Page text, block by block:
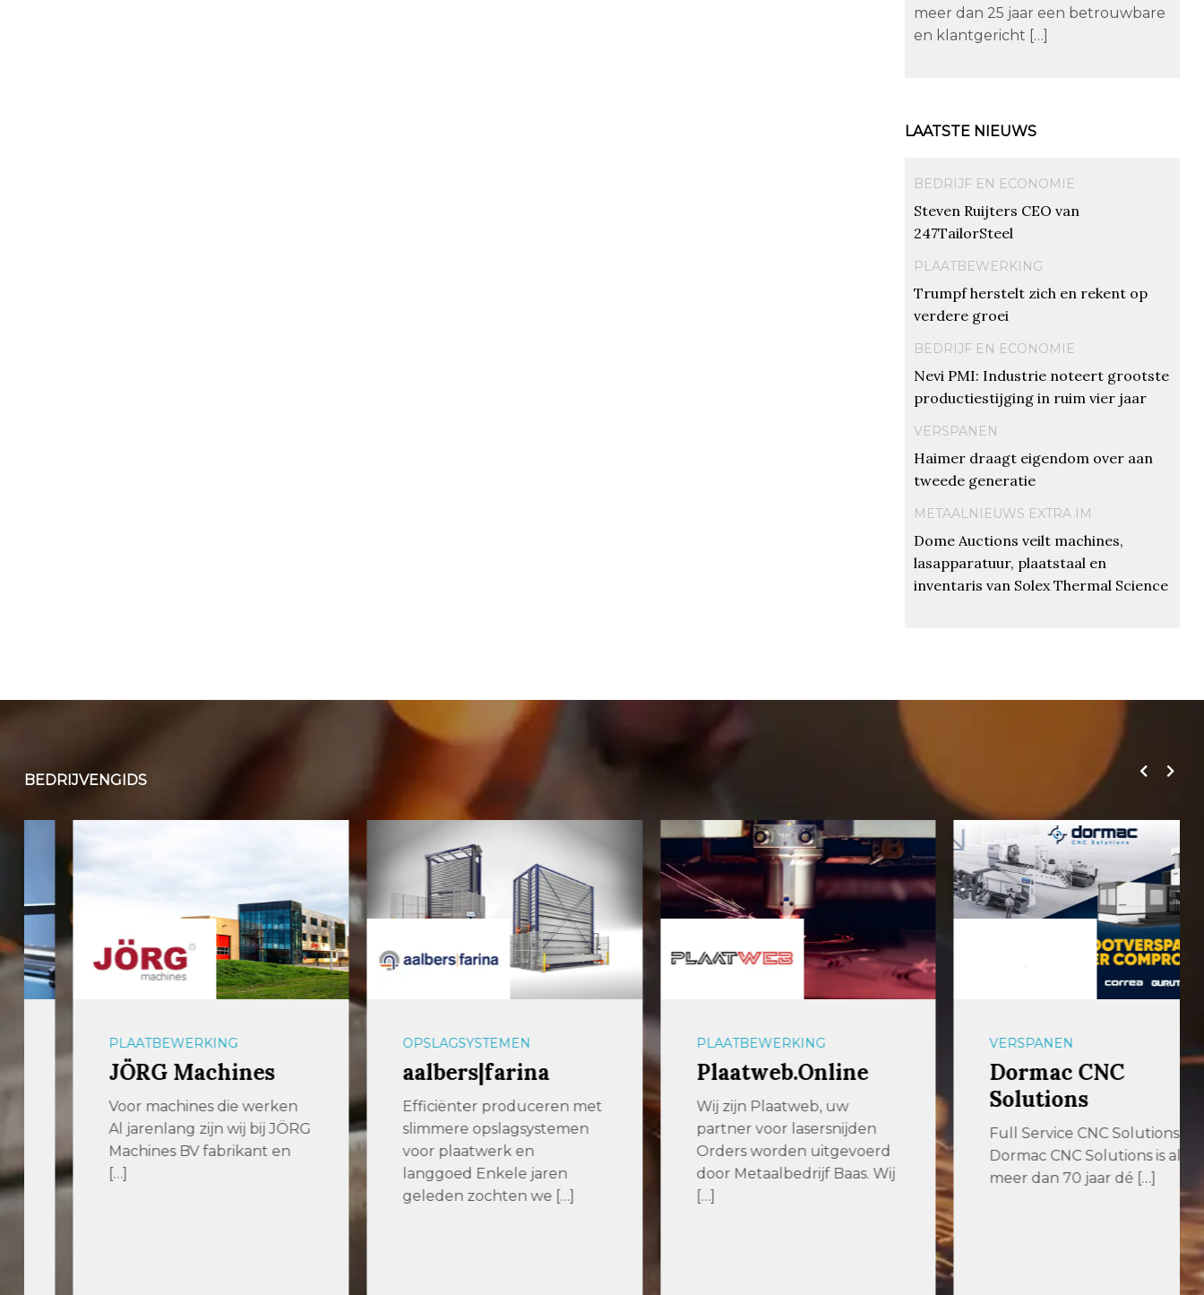
meer dan 25 jaar een betrouwbare
en klantgericht […]
LAATSTE NIEUWS
BEDRIJF EN ECONOMIE
Steven Ruijters CEO van
247TailorSteel
PLAATBEWERKING
Trumpf herstelt zich en rekent op
verdere groei
BEDRIJF EN ECONOMIE
Nevi PMI: Industrie noteert grootste
productiestijging in ruim vier jaar
VERSPANEN
Haimer draagt eigendom over aan
tweede generatie
METAALNIEUWS EXTRA IM
Dome Auctions veilt machines,
lasapparatuur, plaatstaal en
inventaris van Solex Thermal Science
BEDRIJVENGIDS
PLAATBEWERKING
JÖRG Machines
Voor machines die werken
Al jarenlang zijn wij bij JÖRG
Machines BV fabrikant en
[…]
OPSLAGSYSTEMEN
aalbers|farina
Efficiënter produceren met
slimmere opslagsystemen
voor plaatwerk en
langgoed Enkele jaren
geleden zochten we […]
PLAATBEWERKING
Plaatweb.Online
Wij zijn Plaatweb, uw
partner voor lasersnijden
Orders worden uitgevoerd
door Metaalbedrijf Baas. Wij
VERSPANEN
Dormac CNC
Solutions
Full Service CNC Solutions
Dormac CNC Solutions is al
meer dan 70 jaar dé […]